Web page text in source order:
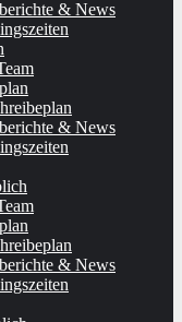
& News
& News
& News